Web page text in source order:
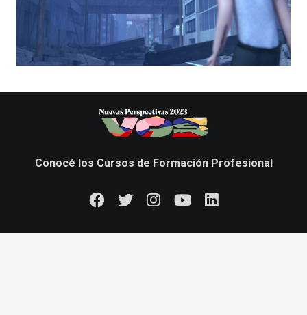
Conocé los Cursos de Formación Profesional